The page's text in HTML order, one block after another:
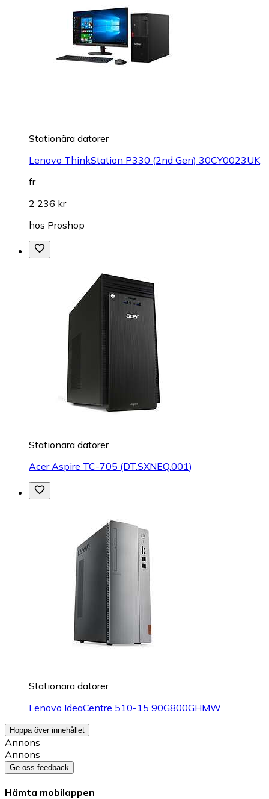
Stationära datorer
Lenovo ThinkStation P330 (2nd Gen) 30CY0023UK
fr.
2 236 kr
hos Proshop
Stationära datorer
Acer Aspire TC-705 (DT.SXNEQ.001)
Stationära datorer
Lenovo IdeaCentre 510-15 90G800GHMW
Hoppa över innehållet
Annons
Annons
Ge oss feedback
Hämta mobilappen